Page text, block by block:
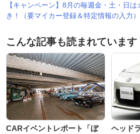
【キャンペーン】8月の毎週金・土・日は
き！（要マイカー登録＆特定情報の入力）
こんな記事も読まれています
CARイベントレポート「ぼ
ヘッド